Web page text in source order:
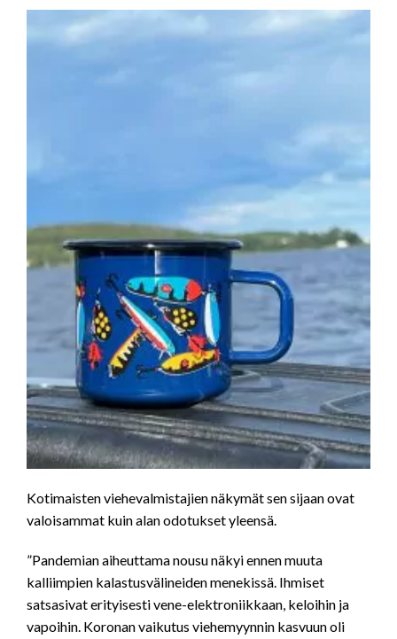
Kotimaisten viehevalmistajien näkymät sen sijaan ovat
valoisammat kuin alan odotukset yleensä.
”Pandemian aiheuttama nousu näkyi ennen muuta
kalliimpien kalastusvälineiden menekissä. Ihmiset
satsasivat erityisesti vene-elektroniikkaan, keloihin ja
vapoihin. Koronan vaikutus viehemyynnin kasvuun oli